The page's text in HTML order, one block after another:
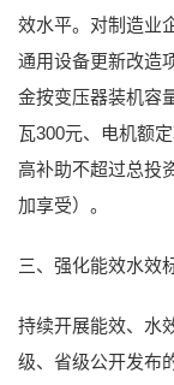
效水平。对制造业
通用设备更新改造
金按变压器装机容
瓦300元、电机额
高补助不超过总投
加享受）。
三、强化能效水效
持续开展能效、水
级、省级公开发布